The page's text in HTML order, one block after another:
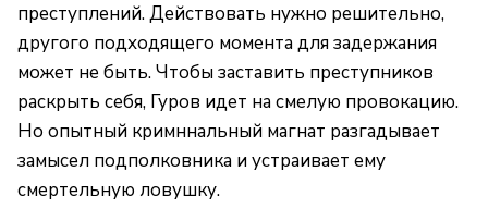
преступлений. Действовать нужно решительно,
другого подходящего момента для задержания
может не быть. Чтобы заставить преступников
раскрыть себя, Гуров идет на смелую провокацию.
Но опытный кримннальный магнат разгадывает
замысел подполковника и устраивает ему
смертельную ловушку.